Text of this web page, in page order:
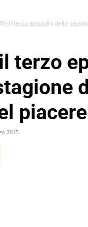
il terzo episodio della
terzo
piacere
2015